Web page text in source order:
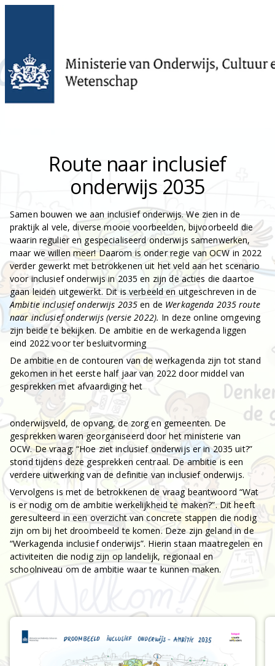
Route naar inclusief
onderwijs 2035
Samen bouwen we aan inclusief onderwijs. We zien in de
praktijk al vele, diverse mooie voorbeelden, bijvoorbeeld die
waarin regulier en gespecialiseerd onderwijs samenwerken,
maar we willen meer! Daarom is onder regie van OCW in 2022
verder gewerkt met betrokkenen uit het veld aan het scenario
voor inclusief onderwijs in 2035 en zijn de acties die daartoe
gaan leiden uitgewerkt. Dit is verbeeld en uitgeschreven in de
Ambitie inclusief onderwijs 2035 en de Werkagenda 2035 route
naar inclusief onderwijs (versie 2022). In deze online omgeving
zijn beide te bekijken. De ambitie en de werkagenda liggen
eind 2022 voor ter besluitvorming
De ambitie en de contouren van de werkagenda zijn tot stand
gekomen in het eerste half jaar van 2022 door middel van
gesprekken met afvaardiging het
onderwijsveld, de opvang, de zorg en gemeenten. De
gesprekken waren georganiseerd door het ministerie van
OCW. De vraag: “Hoe ziet inclusief onderwijs er in 2035 uit?”
stond tijdens deze gesprekken centraal. De ambitie is een
verdere uitwerking van de definitie van inclusief onderwijs.
Vervolgens is met de betrokkenen de vraag beantwoord “Wat
is er nodig om de ambitie werkelijkheid te maken?”. Dit heeft
geresulteerd in een overzicht van concrete stappen die nodig
zijn om bij het droombeeld te komen. Deze zijn geland in de
“Werkagenda inclusief onderwijs”. Hierin staan maatregelen en
activiteiten die nodig zijn op landelijk, regionaal en
schoolniveau om de ambitie waar te kunnen maken.